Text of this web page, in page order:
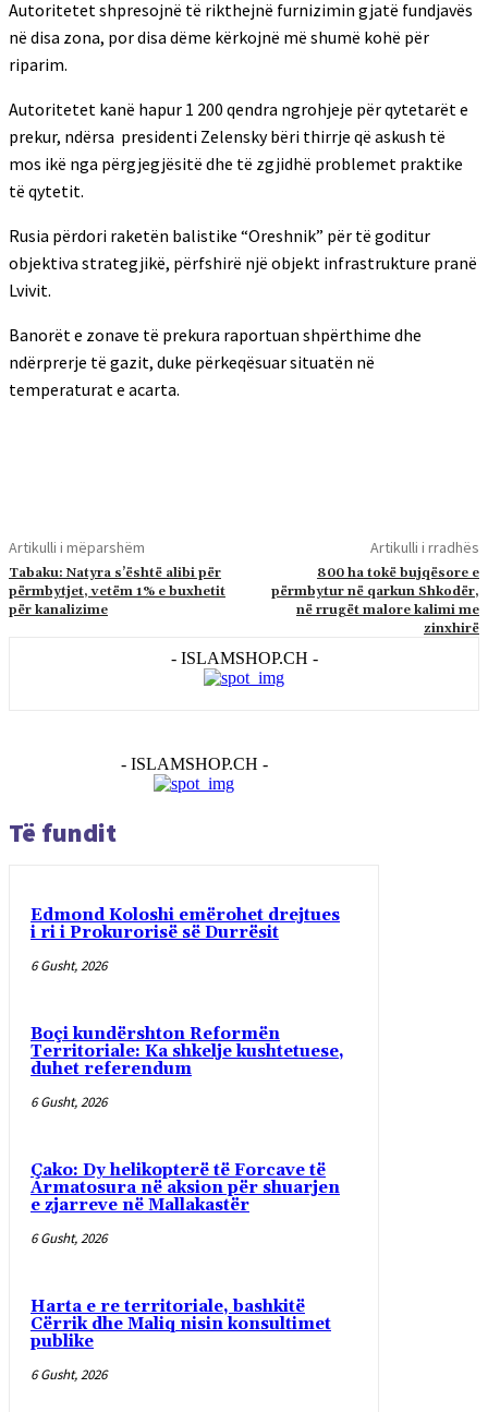
Autoritetet shpresojnë të rikthejnë furnizimin gjatë fundjavës
në disa zona, por disa dëme kërkojnë më shumë kohë për
riparim.
Autoritetet kanë hapur 1 200 qendra ngrohjeje për qytetarët e
prekur, ndërsa presidenti Zelensky bëri thirrje që askush të
mos ikë nga përgjegjësitë dhe të zgjidhë problemet praktike
të qytetit.
Rusia përdori raketën balistike “Oreshnik” për të goditur
objektiva strategjikë, përfshirë një objekt infrastrukture pranë
Lvivit.
Banorët e zonave të prekura raportuan shpërthime dhe
ndërprerje të gazit, duke përkeqësuar situatën në
temperaturat e acarta.
Artikulli i mëparshëm
Tabaku: Natyra s’është alibi për
përmbytjet, vetëm 1% e buxhetit
për kanalizime
Artikulli i rradhës
800 ha tokë bujqësore e
përmbytur në qarkun Shkodër,
në rrugët malore kalimi me
zinxhirë
- ISLAMSHOP.CH -
- ISLAMSHOP.CH -
Të fundit
Edmond Koloshi emërohet drejtues
i ri i Prokurorisë së Durrësit
6 Gusht, 2026
Boçi kundërshton Reformën
Territoriale: Ka shkelje kushtetuese,
duhet referendum
6 Gusht, 2026
Çako: Dy helikopterë të Forcave të
Armatosura në aksion për shuarjen
e zjarreve në Mallakastër
6 Gusht, 2026
Harta e re territoriale, bashkitë
Cërrik dhe Maliq nisin konsultimet
publike
6 Gusht, 2026